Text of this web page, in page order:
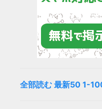
全部読む 最新50 1-